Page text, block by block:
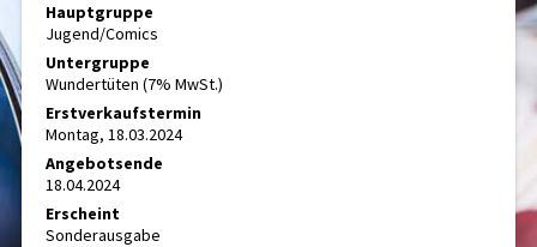
Hauptgruppe
Jugend/Comics
Untergruppe
Wundertüten (7% MwSt.)
Erstverkaufstermin
Montag, 18.03.2024
Angebotsende
18.04.2024
Erscheint
Sonderausgabe